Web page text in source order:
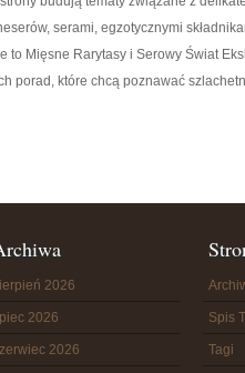
serami, egzotycznymi
to Mięsne Rarytasy i Serowy Świat
porad, które chcą poznawać
2026
2026
2026
Spis
Tagi